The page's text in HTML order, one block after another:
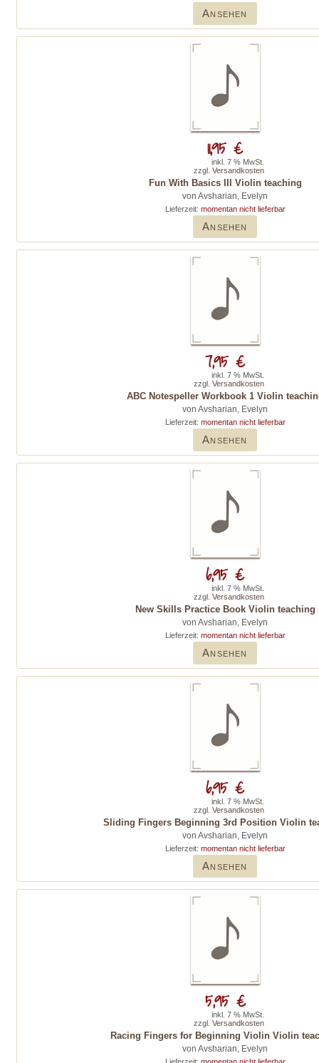
Ansehen
Fun With Basics III Violin teaching
von Avsharian, Evelyn
Lieferzeit: momentan nicht lieferbar
Ansehen
11,95 €
inkl. 7 % MwSt.
zzgl. Versandkosten
ABC Notespeller Workbook 1 Violin
von Avsharian, Evelyn
Lieferzeit: momentan nicht lieferbar
Ansehen
7,95 €
inkl. 7 % MwSt.
zzgl. Versandkosten
New Skills Practice Book Violin teaching
von Avsharian, Evelyn
Lieferzeit: momentan nicht lieferbar
Ansehen
6,95 €
inkl. 7 % MwSt.
zzgl. Versandkosten
Sliding Fingers Beginning 3rd Position Violin
von Avsharian, Evelyn
Lieferzeit: momentan nicht lieferbar
Ansehen
6,95 €
inkl. 7 % MwSt.
zzgl. Versandkosten
Racing Fingers for Beginning Violin Violin
von Avsharian, Evelyn
5,95 €
inkl. 7 % MwSt.
zzgl. Versandkosten